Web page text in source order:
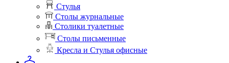
Стулья
Столы журнальные
Столики туалетные
Столы письменные
Кресла и Стулья офисные